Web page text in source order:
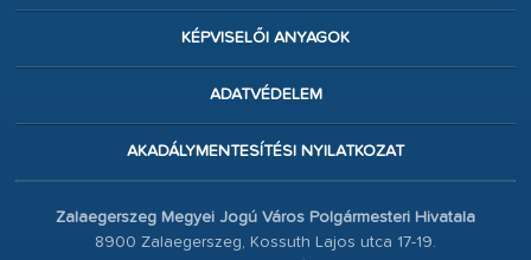
KÉPVISELŐI ANYAGOK
ADATVÉDELEM
AKADÁLYMENTESÍTÉSI NYILATKOZAT
Zalaegerszeg Megyei Jogú Város Polgármesteri Hivatala
8900 Zalaegerszeg, Kossuth Lajos utca 17-19.